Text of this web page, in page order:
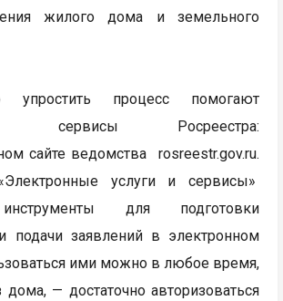
жилого дома и земельного
упростить процесс помогают
сервисы Росреестра:
сайте ведомства rosreestr.gov.ru.
услуги и сервисы»
для подготовки
подачи заявлений в электронном
ими можно в любое время,
— достаточно авторизоваться